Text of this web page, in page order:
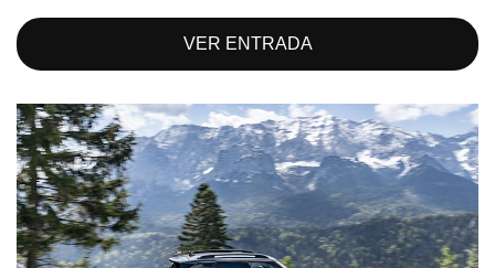
VER ENTRADA